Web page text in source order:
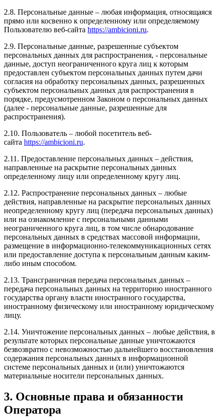
2.8. Персональные данные – любая информация, относящаяся
прямо или косвенно к определенному или определяемому
Пользователю веб-сайта https://ambicioni.ru.
2.9. Персональные данные, разрешенные субъектом
персональных данных для распространения, - персональные
данные, доступ неограниченного круга лиц к которым
предоставлен субъектом персональных данных путем дачи
согласия на обработку персональных данных, разрешенных
субъектом персональных данных для распространения в
порядке, предусмотренном Законом о персональных данных
(далее - персональные данные, разрешенные для
распространения).
2.10. Пользователь – любой посетитель веб-
сайта https://ambicioni.ru.
2.11. Предоставление персональных данных – действия,
направленные на раскрытие персональных данных
определенному лицу или определенному кругу лиц.
2.12. Распространение персональных данных – любые
действия, направленные на раскрытие персональных данных
неопределенному кругу лиц (передача персональных данных)
или на ознакомление с персональными данными
неограниченного круга лиц, в том числе обнародование
персональных данных в средствах массовой информации,
размещение в информационно-телекоммуникационных сетях
или предоставление доступа к персональным данным каким-
либо иным способом.
2.13. Трансграничная передача персональных данных –
передача персональных данных на территорию иностранного
государства органу власти иностранного государства,
иностранному физическому или иностранному юридическому
лицу.
2.14. Уничтожение персональных данных – любые действия, в
результате которых персональные данные уничтожаются
безвозвратно с невозможностью дальнейшего восстановления
содержания персональных данных в информационной
системе персональных данных и (или) уничтожаются
материальные носители персональных данных.
3. Основные права и обязанности
Оператора